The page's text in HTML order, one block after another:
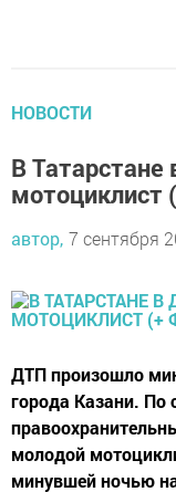
НОВОСТИ
В
автор, 7 сентября
ДТП произошло
города Казани. По
молодой
минувшей ночью